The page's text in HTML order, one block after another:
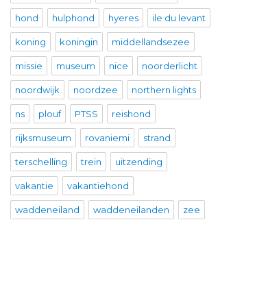
hond hulphond hyeres ile du levant
koning koningin middellandsezee
missie museum nice noorderlicht
noordwijk noordzee northern lights
ns plouf PTSS reishond
rijksmuseum rovaniemi strand
terschelling trein uitzending
vakantie vakantiehond
waddeneiland waddeneilanden zee